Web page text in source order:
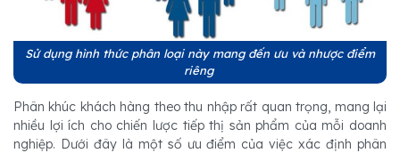
Sử dụng hình thức phân loại này mang đến ưu và nhược điểm
riêng
Phân khúc khách hàng theo thu nhập rất quan trọng, mang lại
nhiều lợi ích cho chiến lược tiếp thị sản phẩm của mỗi doanh
nghiệp. Dưới đây là một số ưu điểm của việc xác định phân